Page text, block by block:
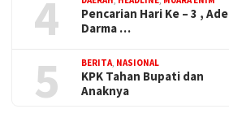
4
Pencarian Hari Ke – 3 , Ade
Darma …
5 BERITA, NASIONAL
KPK Tahan Bupati dan
Anaknya